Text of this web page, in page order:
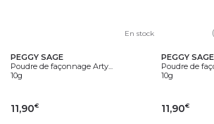
En stock
PEGGY SAGE
Poudre de façonnage Arty...
10g
11,90€
PEGGY SAGE
Poudre de
10g
11,90€